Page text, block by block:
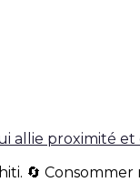
allie proximité
🔄